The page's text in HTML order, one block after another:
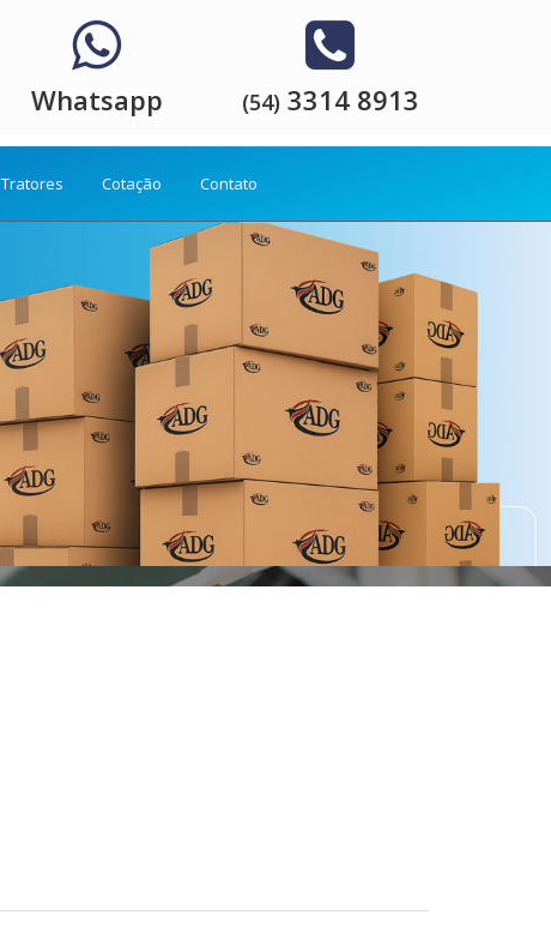
Whatsapp (54) 3314 8913
Tratores Cotação Contato